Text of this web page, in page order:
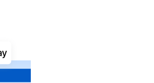
con efectivo en tu tienda más